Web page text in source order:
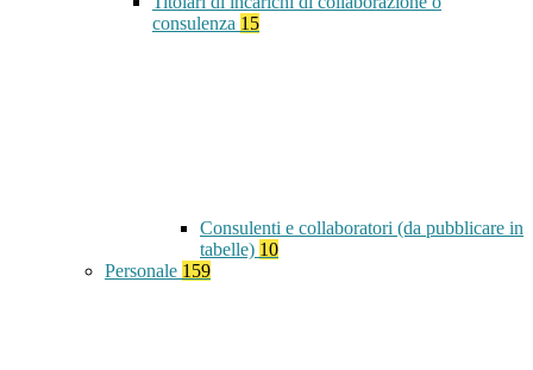
consulenza 15
Consulenti e collaboratori (da pubblicare in
tabelle) 10
Personale 159